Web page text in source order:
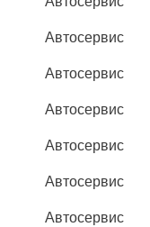
Автосервис
Автосервис
Автосервис
Автосервис
Автосервис
Автосервис